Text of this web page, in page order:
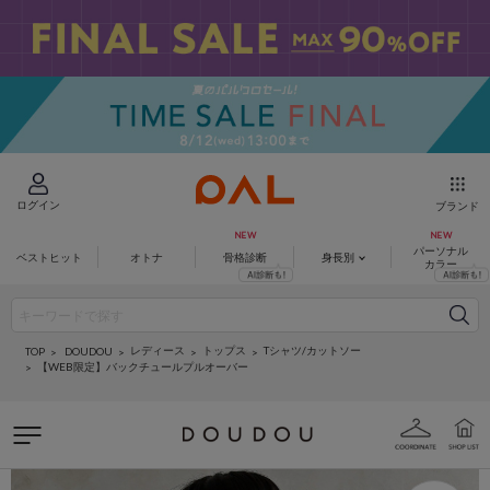
ログイン ブランド
ベストヒット オトナ 骨格診断 身長別
パーソナル
カラー
TOP DOUDOU レディース トップス
Tシャツ/カットソー
【WEB限定】バックチュールプルオーバー